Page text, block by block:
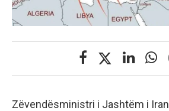
Zëvendësministri i Jashtëm i